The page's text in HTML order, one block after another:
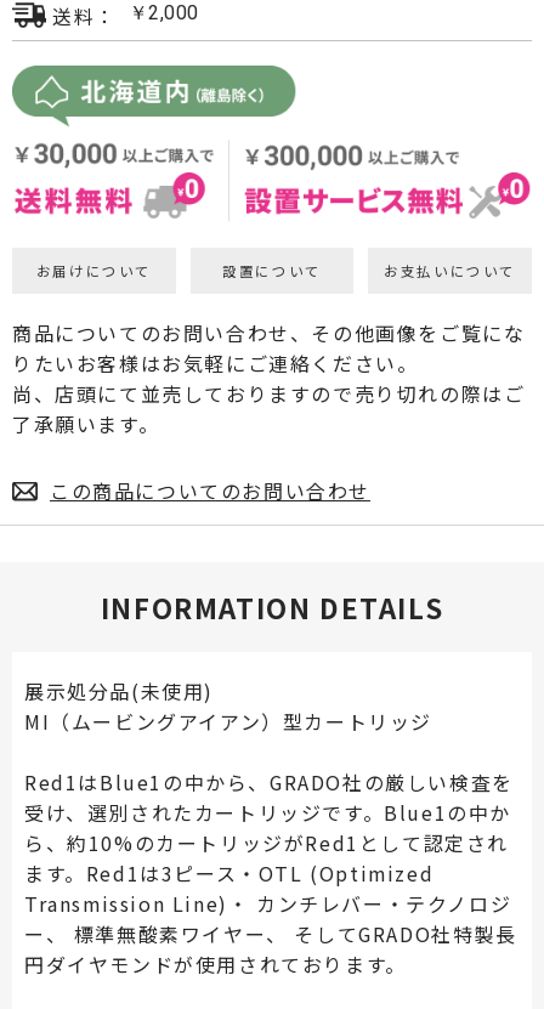
送料： ￥2,000
お届けについて 設置について お支払いについて
商品についてのお問い合わせ、その他画像をご覧にな
りたいお客様はお気軽にご連絡ください。
尚、店頭にて並売しておりますので売り切れの際はご
了承願います。
この商品についてのお問い合わせ
INFORMATION DETAILS
展示処分品(未使用)
MI（ムービングアイアン）型カートリッジ
Red1はBlue1の中から、GRADO社の厳しい検査を
受け、選別されたカートリッジです。Blue1の中か
ら、約10%のカートリッジがRed1として認定され
ます。Red1は3ピース・OTL (Optimized
Transmission Line)・ カンチレバー・テクノロジ
ー、 標準無酸素ワイヤー、 そしてGRADO社特製長
円ダイヤモンドが使用されております。